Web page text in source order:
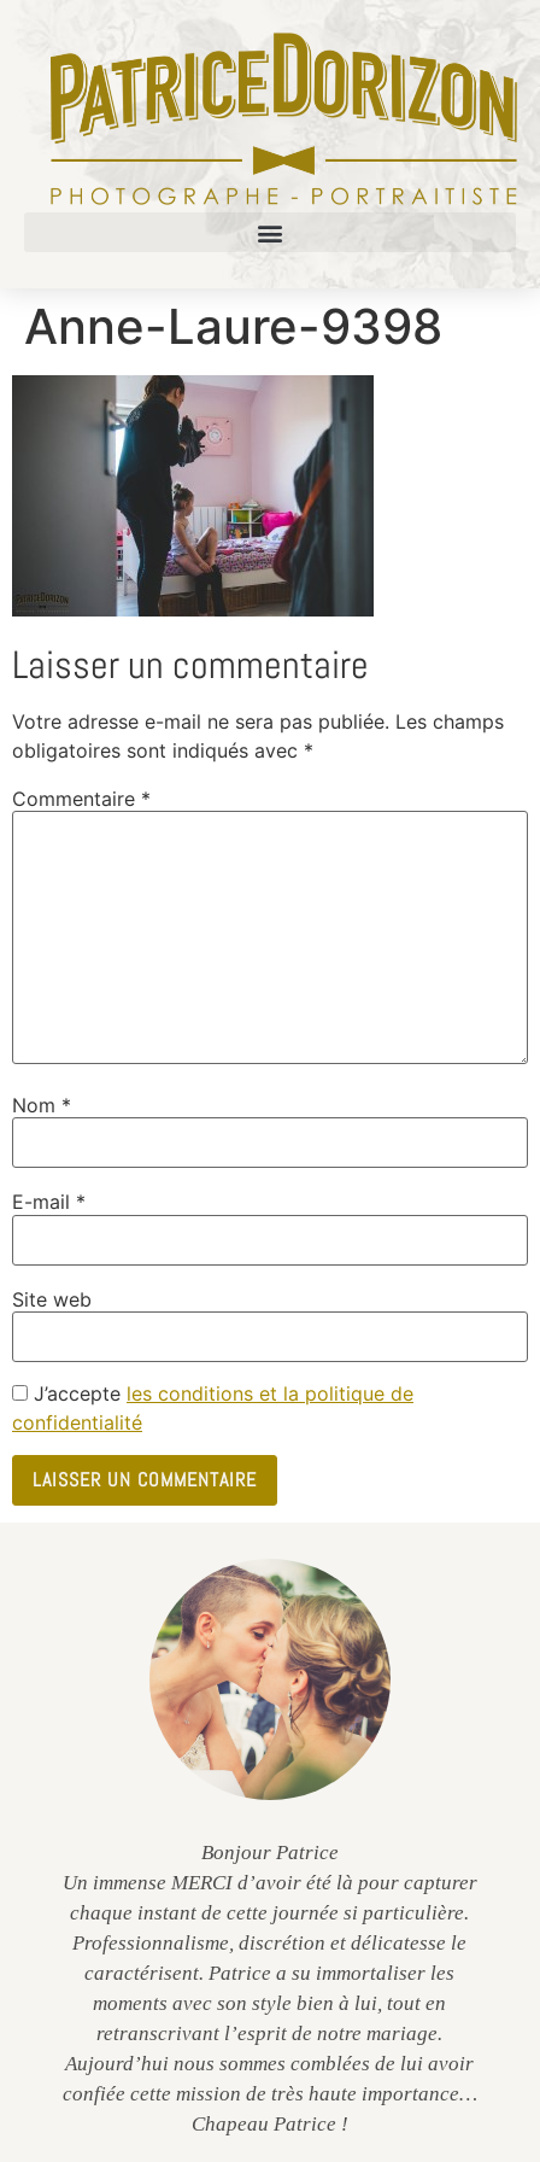
Anne-Laure-9398
Laisser un commentaire
Votre adresse e-mail ne sera pas publiée. Les champs
obligatoires sont indiqués avec *
Commentaire *
Nom *
E-mail *
Site web
J’accepte les conditions et la politique de
confidentialité
Bonjour Patrice
Un immense MERCI d’avoir été là pour capturer
chaque instant de cette journée si particulière.
Professionnalisme, discrétion et délicatesse le
caractérisent. Patrice a su immortaliser les
moments avec son style bien à lui, tout en
retranscrivant l’esprit de notre mariage.
Aujourd’hui nous sommes comblées de lui avoir
confiée cette mission de très haute importance…
Chapeau Patrice !